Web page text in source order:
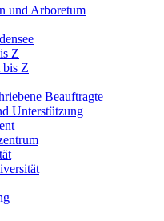
und Arboretum
Z
bis Z
Beauftragte
Unterstützung